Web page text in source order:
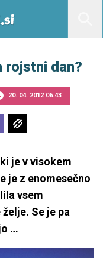
rojstni dan?
20. 04. 2012 06.43
je v visokem
je z enomesečno
vsem
Se je pa
…